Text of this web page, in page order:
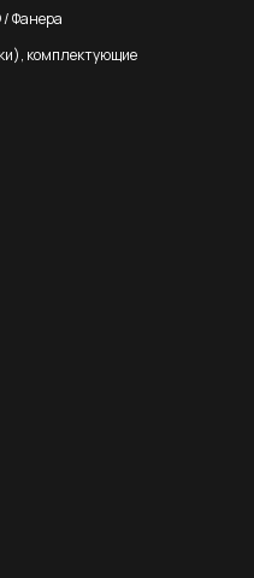
Фанера
комплектующие